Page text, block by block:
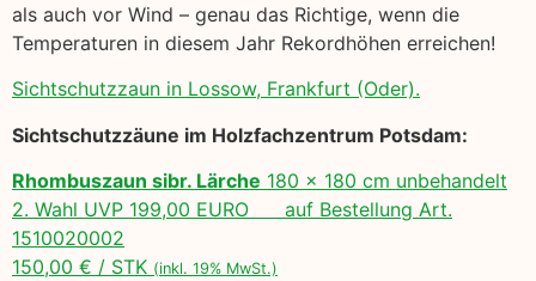
als auch vor Wind – genau das Richtige, wenn die
Temperaturen in diesem Jahr Rekordhöhen erreichen!
Sichtschutzzaun in Lossow, Frankfurt (Oder).
Sichtschutzzäune im Holzfachzentrum Potsdam:
Rhombuszaun sibr. Lärche 180 x 180 cm unbehandelt
2. Wahl UVP 199,00 EURO auf Bestellung Art.
1510020002
150,00 € / STK (inkl. 19% MwSt.)